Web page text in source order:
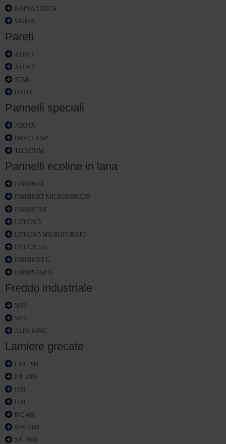
KAPPA 5 DECK
SIGMA
Pareti
ALFA 1
ALFA 2
STAR
ONDA
Pannelli speciali
AIRFIX
DRYCLAMP
TECHTUM
Pannelli ecoline in lana
FIBERMET
FIBERMET MICROFORATO
FIBERSTAR
LITHOS 5
LITHOS 5 MICROFORATO
LITHOS 5 G
FIBERMET G
FIBERSTAR G
Freddo industriale
WSJ
WFJ
ALFA KING
Lamiere grecate
CT/C 200
E/P 3000
H20
H28
R/C 400
R/W 1000
S/C 2000